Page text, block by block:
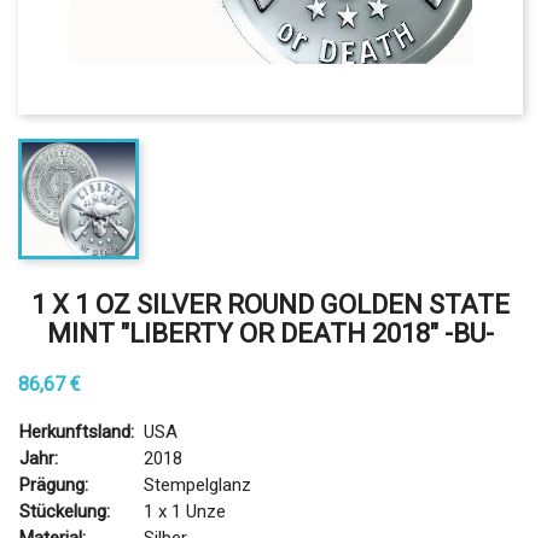
1 X 1 OZ SILVER ROUND GOLDEN STATE
MINT "LIBERTY OR DEATH 2018" -BU-
86,67 €
Herkunftsland: USA
Jahr:
2018
Prägung:
Stempelglanz
Stückelung:
1 x 1 Unze